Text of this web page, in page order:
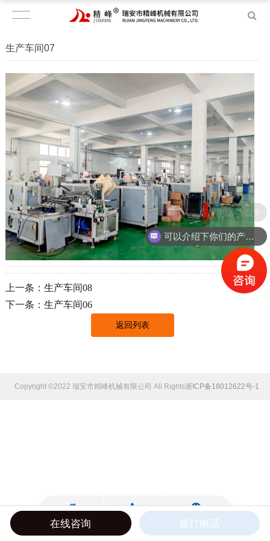
生产车间07
上一条：生产车间08
下一条：生产车间06
返回列表
Copyright ©2022 瑞安市精峰机械有限公司 All Rights Reserved.浙ICP备18012622号-1
可以介绍下你们的产品么？
现在有优惠活动么？
在线咨询 拨打电话